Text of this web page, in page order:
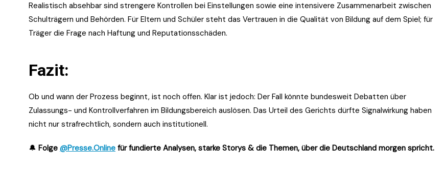
Realistisch absehbar sind strengere Kontrollen bei Einstellungen sowie eine intensivere Zusammenarbeit zwischen
Schulträgern und Behörden. Für Eltern und Schüler steht das Vertrauen in die Qualität von Bildung auf dem Spiel; für
Träger die Frage nach Haftung und Reputationsschäden.
Fazit:
Ob und wann der Prozess beginnt, ist noch offen. Klar ist jedoch: Der Fall könnte bundesweit Debatten über
Zulassungs- und Kontrollverfahren im Bildungsbereich auslösen. Das Urteil des Gerichts dürfte Signalwirkung haben
nicht nur strafrechtlich, sondern auch institutionell.
🔔 Folge @Presse.Online für fundierte Analysen, starke Storys & die Themen, über die Deutschland morgen spricht.